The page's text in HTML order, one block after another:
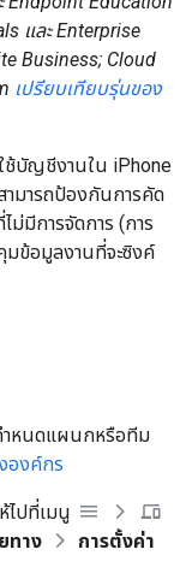
และ Enterprise
Business; Cloud
เปรียบเทียบรุ่นของ
ช้บัญชีงานใน iPhone
ามารถป้องกันการคัด
ม่มีการจัดการ (การ
ข้อมูลงานที่จะซิงค์
ำหนดแผนกหรือทีม
องค์กร
ไปที่เมนู
ทาง
การตั้งค่า